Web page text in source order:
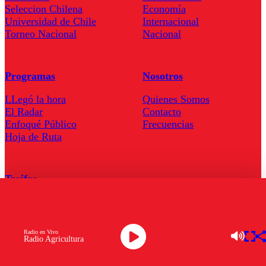
Radio Agricultura
Radio en Vivo
Seleccion Chilena
Universidad de Chile
Torneo Nacional
Economía
Internacional
Nacional
Programas
LLegó la hora
El Radar
Enfoqué Público
Hoja de Ruta
Nosotros
Quienes Somos
Contacto
Frecuencias
Tarifas